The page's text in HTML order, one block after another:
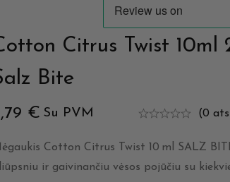
Citrus Twist 10ml
Bite
€ Su PVM (0
Cotton Citrus Twist 10 ml SALZ
ir gaivinančiu vėsos pojūčiu su